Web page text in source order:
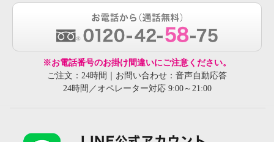
※お電話番号のお掛け間違いにご注意ください。
ご注文：24時間｜お問い合わせ：音声自動応答
24時間／オペレーター対応 9:00～21:00